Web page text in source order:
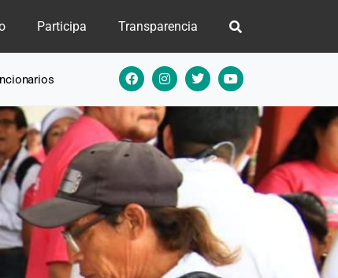
Participa Transparencia